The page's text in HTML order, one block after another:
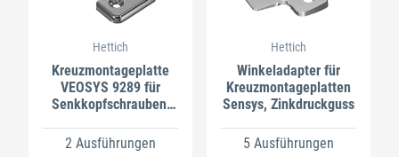
Hettich
Kreuzmontageplatte
VEOSYS 9289 für
Senkkopfschrauben,
2 Ausführungen
Hettich
Winkeladapter für
Kreuzmontageplatten
Sensys, Zinkdruckguss
5 Ausführungen